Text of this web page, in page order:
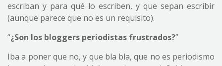
escriban y para qué lo escriben, y que sepan escribir
(aunque parece que no es un requisito).
“¿Son los bloggers periodistas frustrados?”
Iba a poner que no, y que bla bla, que no es periodismo